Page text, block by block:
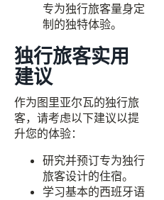
专为独行旅客量身定
制的独特体验。
独行旅客实用
建议
作为图里亚尔瓦的独行旅
客，请考虑以下建议以提
升您的体验：
研究并预订专为独行
旅客设计的住宿。
学习基本的西班牙语